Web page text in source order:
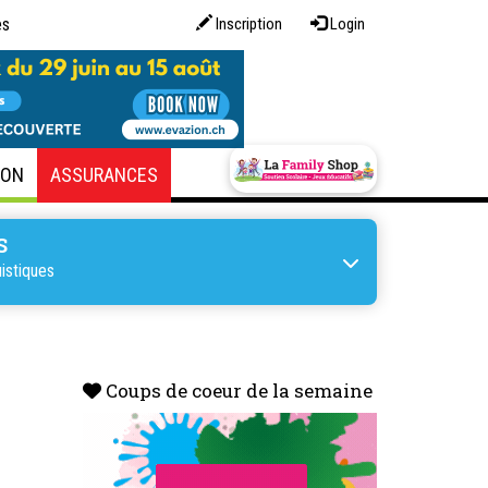
Inscription Login
ASSURANCES
Coups de coeur de la semaine